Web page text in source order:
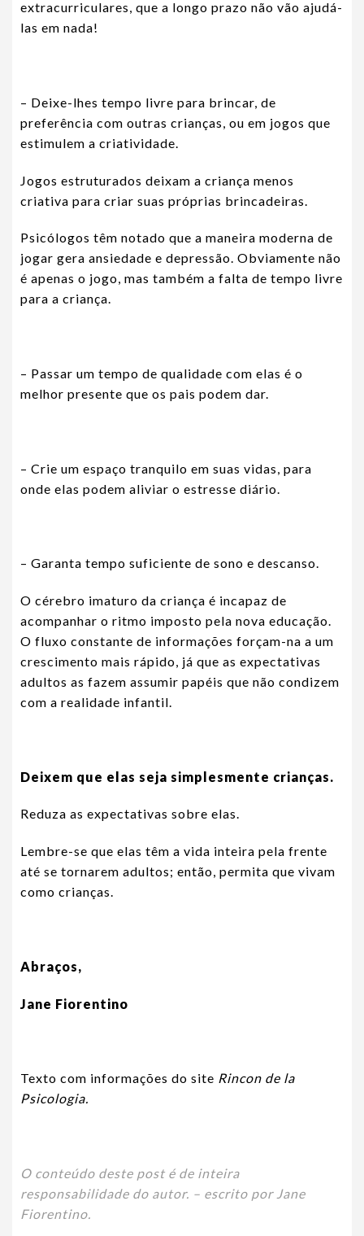
extracurriculares, que a longo prazo não vão ajudá-
las em nada!
– Deixe-lhes tempo livre para brincar, de
preferência com outras crianças, ou em jogos que
estimulem a criatividade.
Jogos estruturados deixam a criança menos
criativa para criar suas próprias brincadeiras.
Psicólogos têm notado que a maneira moderna de
jogar gera ansiedade e depressão. Obviamente não
é apenas o jogo, mas também a falta de tempo livre
para a criança.
– Passar um tempo de qualidade com elas é o
melhor presente que os pais podem dar.
– Crie um espaço tranquilo em suas vidas, para
onde elas podem aliviar o estresse diário.
– Garanta tempo suficiente de sono e descanso.
O cérebro imaturo da criança é incapaz de
acompanhar o ritmo imposto pela nova educação.
O fluxo constante de informações forçam-na a um
crescimento mais rápido, já que as expectativas
adultos as fazem assumir papéis que não condizem
com a realidade infantil.
Deixem que elas seja simplesmente crianças.
Reduza as expectativas sobre elas.
Lembre-se que elas têm a vida inteira pela frente
até se tornarem adultos; então, permita que vivam
como crianças.
Abraços,
Jane Fiorentino
Texto com informações do site Rincon de la
Psicologia.
O conteúdo deste post é de inteira
responsabilidade do autor. – escrito por Jane
Fiorentino.